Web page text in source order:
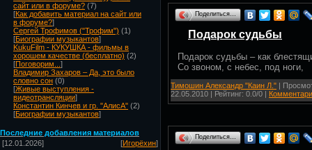
сайт или в форуме? (7)
[Как добавить материал на сайт или
в форуме?]
Сергей Трофимов ("Трофим") (1)
[Биографии музыкантов]
KukuFilm - КУКУШКА - фильмы в
хорошем качестве (бесплатно) (2)
[Поговорим... ]
Владимир Захаров – Да, это было
словно сон (0)
[Живые выступления -
видеотрансляции]
Константин Кинчев и гр. "АлисА" (2)
[Биографии музыкантов]
Последние добавления материалов
[12.01.2026]
[Игорёхин]
Поделиться…
Подарок судьбы
Подарок судьбы – как
Со звоном, с небес, под ноги,
Тимошин Александр "Каин Л." |
22.05.2010 | Рейтинг: 0.0/0 |
Поделиться…